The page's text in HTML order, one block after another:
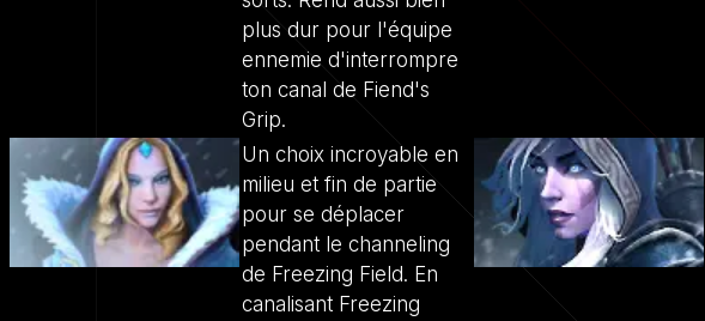
plus dur pour l'équipe
ennemie d'interrompre
ton canal de Fiend's
Grip.
Un choix incroyable en
milieu et fin de partie
pour se déplacer
pendant le channeling
de Freezing Field. En
canalisant Freezing